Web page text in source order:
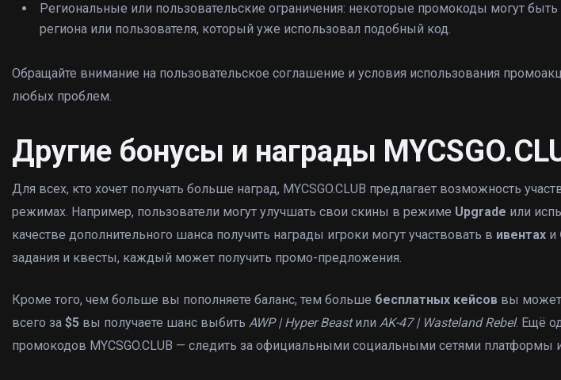
Региональные или пользовательские ограничения: некоторые промокоды могут
региона или пользователя, который уже использовал подобный код.
Обращайте внимание на пользовательское соглашение и условия использования
любых проблем.
Другие бонусы и награды
Для всех, кто хочет получать больше наград, MYCSGO.CLUB предлагает возможность
режимах. Например, пользователи могут улучшать свои скины в режиме Upgrade или
качестве дополнительного шанса получить награды игроки могут участвовать в ивентах и
задания и квесты, каждый может получить промо-предложения.
Кроме того, чем больше вы пополняете баланс, тем больше бесплатных кейсов вы
всего за $5 вы получаете шанс выбить AWP | Hyper Beastили AK-47 | Wasteland Rebel. Ещё
промокодов MYCSGO.CLUB — следить за официальными социальными сетями платформы